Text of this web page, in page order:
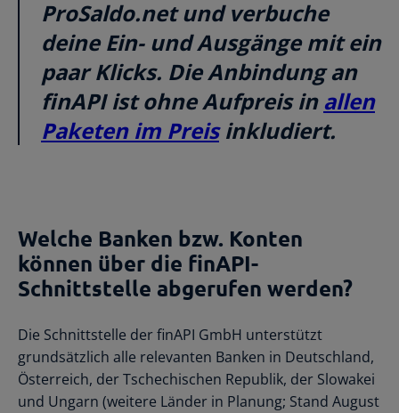
ProSaldo.net und verbuche
deine Ein- und Ausgänge mit ein
paar Klicks. Die Anbindung an
finAPI ist ohne Aufpreis in allen
Paketen im Preisinkludiert.
Welche Banken bzw. Konten
können über die finAPI-
Schnittstelle abgerufen werden?
Die Schnittstelle der finAPI GmbH unterstützt
grundsätzlich alle relevanten Banken in Deutschland,
Österreich, der Tschechischen Republik, der Slowakei
und Ungarn (weitere Länder in Planung; Stand August